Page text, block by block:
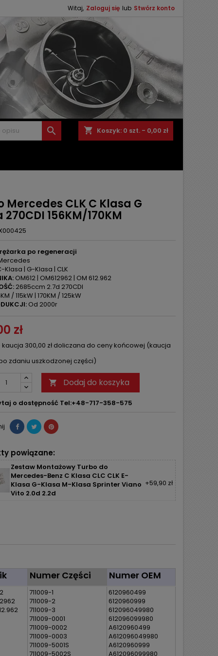
Witaj, Zaloguj się lub Stwórz konto
shopping_cart Koszyk: 0 szt. - 0,00 zł

Mercedes CLK C Klasa G
270CDI 156KM/170KM
po regeneracji
Klasa | G-Klasa | CLK
OM612 | OM612962 | OM 612.962
2685ccm 2.7d 270CDI
/ 115kW | 170KM / 125kW
Od 2000r
zł
kaucja 300,00 zł doliczana do ceny końcowej (kaucja
zdaniu uszkodzonej części)
 Dodaj do koszyka
o dostępność Tel:+48-717-358-575
powiązane:
Zestaw Montażowy Turbo do
Mercedes-Benz C Klasa CLC CLK E-
Klasa G-Klasa M-Klasa Sprinter Viano
Vito 2.0d 2.2d
+59,90 zł
Numer Części Numer OEM
711009-1
711009-2
711009-3
711009-0001
711009-0002
711009-0003
711009-5001S
711009-5002S
6120960499
6120960999
612096049980
612096099980
A6120960499
A612096049980
A6120960999
A612096099980